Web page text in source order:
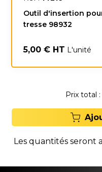
Outil d'insertion
tresse 98932
5,00 € HT L'unité
Prix total :
Les quantités seront